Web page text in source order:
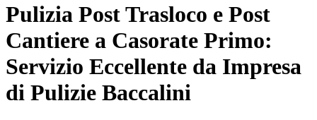
Pulizia Post Trasloco e Post
Cantiere a Casorate Primo:
Servizio Eccellente da Impresa
di Pulizie Baccalini